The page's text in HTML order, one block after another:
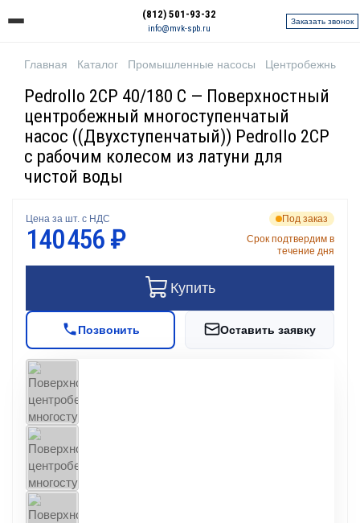
(812) 501-93-32
info@mvk-spb.ru
Заказать звонок
Главная Каталог Промышленные насосы Центробежные
Pedrollo 2CP 40/180 C — Поверхностный
центробежный многоступенчатый
насос ((Двухступенчатый)) Pedrollo 2CP
с рабочим колесом из латуни для
чистой воды
Цена за шт. с НДС
140 456 ₽
Под заказ
Срок подтвердим в
течение дня
Купить
Позвонить Оставить заявку